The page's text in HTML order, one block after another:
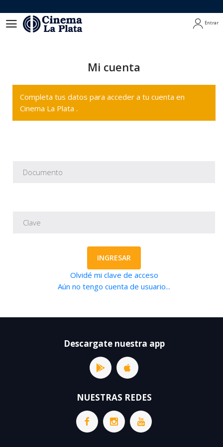
Entrar
Mi cuenta
Completa tus datos para acceder a tu cuenta en
Cinema La Plata .
INGRESAR
Olvidé mi clave de acceso
Aún no tengo cuenta de usuario...
Descargate nuestra app
NUESTRAS REDES